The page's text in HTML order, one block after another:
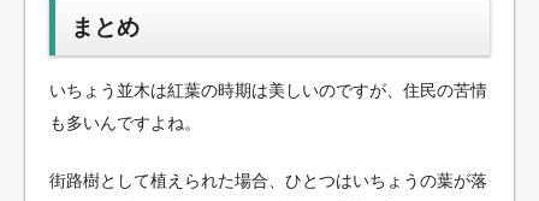
まとめ
いちょう並木は紅葉の時期は美しいのですが、住民の苦情
も多いんですよね。
街路樹として植えられた場合、ひとつはいちょうの葉が落